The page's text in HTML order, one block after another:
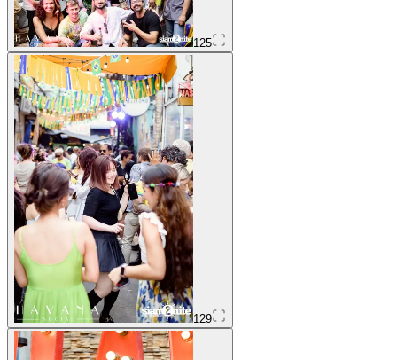
125
129